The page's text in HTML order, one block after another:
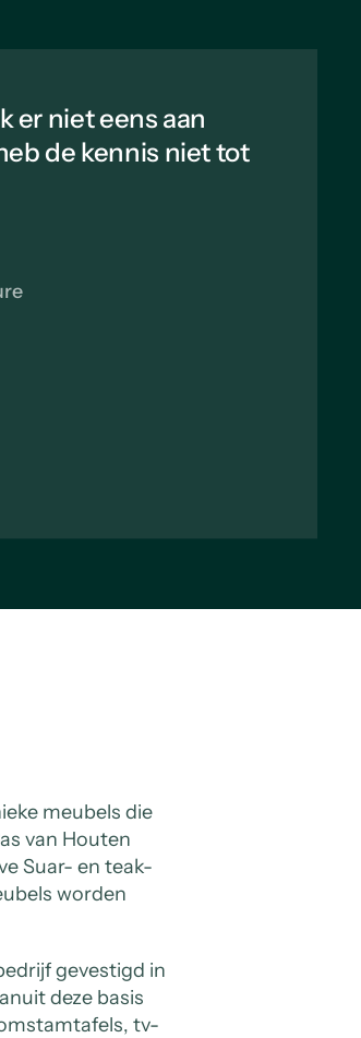
er niet eens aan
de kennis niet tot
meubels die
van Houten
Suar- en teak-
worden
gevestigd in
deze basis
tv-